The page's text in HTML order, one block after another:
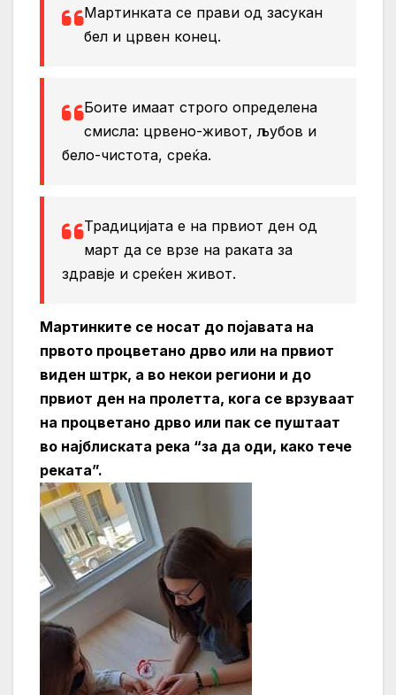
Мартинката се прави од засукан
бел и црвен конец.
Боите имаат строго определена
смисла: црвено-живот, љубов и
бело-чистота, среќа.
Традицијата е на првиот ден од
март да се врзе на раката за
здравје и среќен живот.
Мартинките се носат до појавата на
првото процветано дрво или на првиот
виден штрк, а во некои региони и до
првиот ден на пролетта, кога се врзуваат
на процветано дрво или пак се пуштаат
во најблиската река “за да оди, како тече
реката”.